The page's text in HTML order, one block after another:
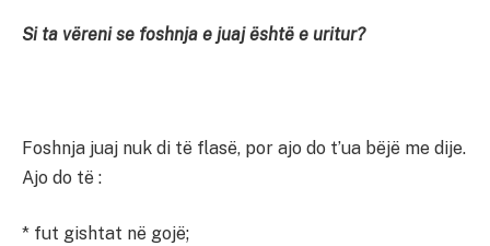
Si ta vëreni se foshnja e juaj është e uritur?
Foshnja juaj nuk di të flasë, por ajo do t’ua bëjë me dije.
Ajo do të :
* fut gishtat në gojë;